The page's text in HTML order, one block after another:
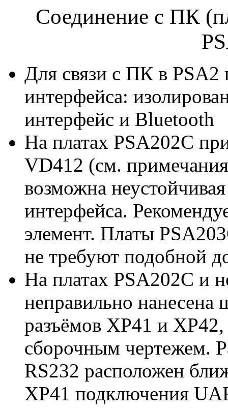
Соединение с ПК
Для связи с ПК в PSA2
интерфейса:
интерфейс и Bluetooth
На платах PSA202C
VD412 (см.
возможна
интерфейса.
элемент. Платы
не требуют подобной
На платах PSA202C и
неправильно нанесена
разъёмов XP41 и XP42,
сборочным чертежем.
RS232 расположен
XP41 подключения